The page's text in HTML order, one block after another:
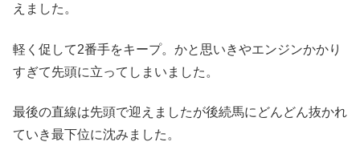
えました。
軽く促して2番手をキープ。かと思いきやエンジンかかり
すぎて先頭に立ってしまいました。
最後の直線は先頭で迎えましたが後続馬にどんどん抜かれ
ていき最下位に沈みました。